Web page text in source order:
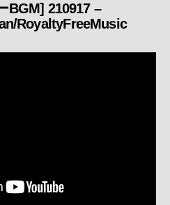
カ
テ
リ
BGM] 210917 –
RoyaltyFreeMusic